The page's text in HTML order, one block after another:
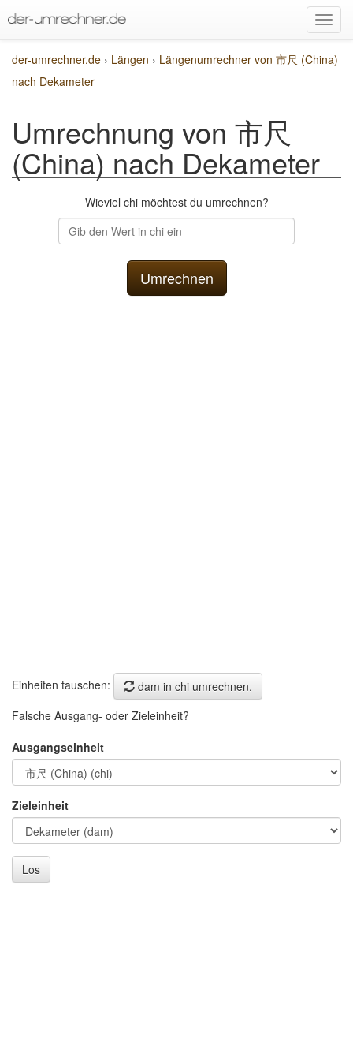
der-umrechner.de › Längen › Längenumrechner von 市尺 (China)
nach Dekameter
Umrechnung von 市尺
(China) nach Dekameter
Wieviel chi möchtest du umrechnen?
Einheiten tauschen:
dam in chi umrechnen.
Falsche Ausgang- oder Zieleinheit?
Ausgangseinheit
Zieleinheit
Los